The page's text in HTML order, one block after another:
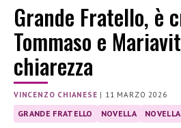
Grande Fratello, è
Tommaso e
chiarezza
VINCENZO CHIANESE | 11 MARZO 2026
GRANDE FRATELLO NOVELLA